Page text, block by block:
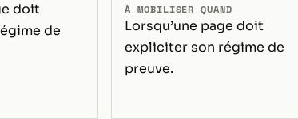
doit
de
À MOBILISER QUAND
Lorsqu’une page doit
expliciter son régime de
preuve.